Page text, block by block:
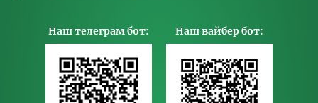
Наш телеграм бот: Наш вайбер бот: